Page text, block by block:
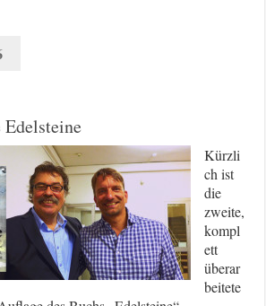
Kürzli
ch ist
die
zweite,
kompl
ett
überar
beitete